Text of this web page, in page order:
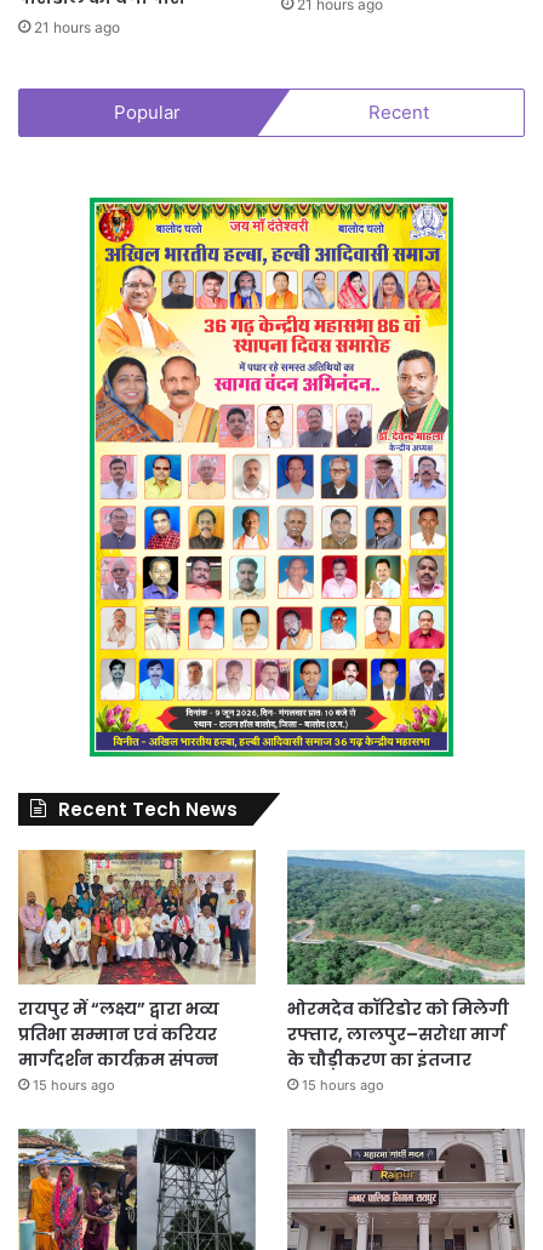
21 hours ago
21 hours ago
Popular Recent
Recent Tech News
रायपुर में “लक्ष्य” द्वारा भव्य
प्रतिभा सम्मान एवं करियर
मार्गदर्शन कार्यक्रम संपन्न
15 hours ago
भोरमदेव कॉरिडोर को मिलेगी
रफ्तार, लालपुर–सरोधा मार्ग
के चौड़ीकरण का इंतजार
15 hours ago